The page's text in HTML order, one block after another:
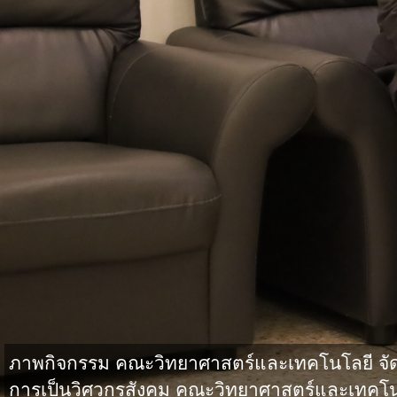
ภาพกิจกรรม คณะวิทยาศาสตร์และเทคโนโลยี
การเป็นวิศวกรสังคม คณะวิทยาศาสตร์และเทค